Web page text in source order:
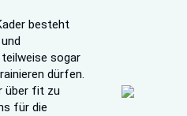
besteht
sogar
dürfen.
über fit zu
für die